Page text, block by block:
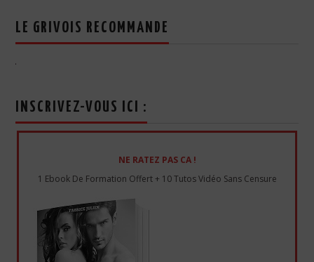
LE GRIVOIS RECOMMANDE
INSCRIVEZ-VOUS ICI :
NE RATEZ PAS CA !
1 Ebook De Formation Offert + 10 Tutos Vidéo Sans Censure